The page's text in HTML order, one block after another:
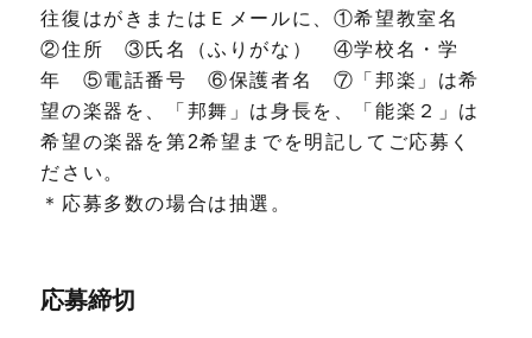
往復はがきまたはＥメールに、①希望教室名
②住所 ③氏名（ふりがな） ④学校名・学
年 ⑤電話番号 ⑥保護者名 ⑦「邦楽」は希
望の楽器を、「邦舞」は身長を、「能楽２」は
希望の楽器を第2希望までを明記してご応募く
ださい。
＊応募多数の場合は抽選。
応募締切